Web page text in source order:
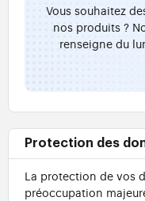
Vous souhaitez
nos produits ?
renseigne du
Protection des
La protection de vos
préoccupation